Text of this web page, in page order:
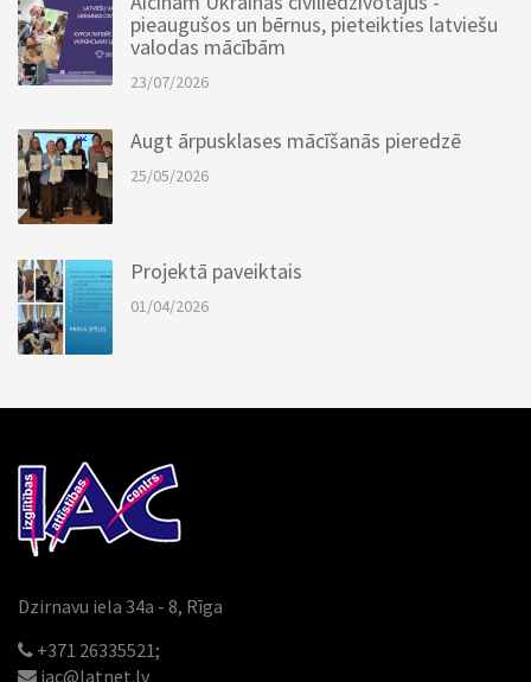
pieaugušos un bērnus, pieteikties latviešu
valodas mācībām
23/07/2026
Augt ārpusklases mācīšanās pieredzē
25/05/2026
Projektā paveiktais
01/04/2026
Dzirnavu iela 34a - 8, Rīga
+371 26335521;
iac@latnet.lv